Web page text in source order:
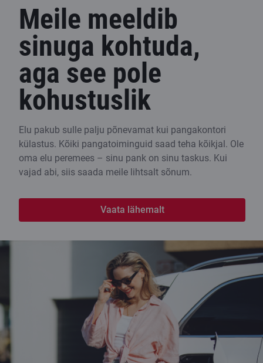
Meile meeldib
sinuga kohtuda,
aga see pole
kohustuslik
Elu pakub sulle palju põnevamat kui pangakontori
külastus. Kõiki pangatoiminguid saad teha kõikjal. Ole
oma elu peremees – sinu pank on sinu taskus. Kui
vajad abi, siis saada meile lihtsalt sõnum.
Vaata lähemalt